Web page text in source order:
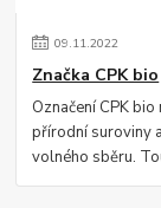
09.11.2022
Značka CPK bio
Označení CPK
přírodní suroviny
volného sběru.